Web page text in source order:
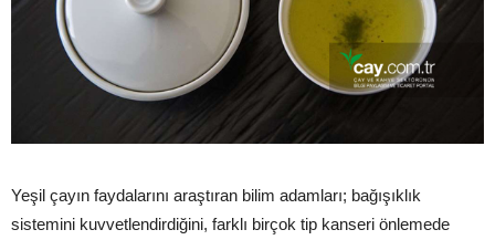
Yeşil çayın faydalarını araştıran bilim adamları; bağışıklık
sistemini kuvvetlendirdiğini, farklı birçok tip kanseri önlemede